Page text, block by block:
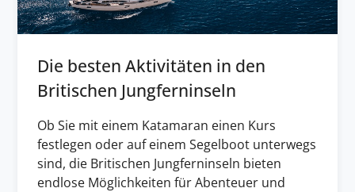
Die besten Aktivitäten in den
Britischen Jungferninseln
Ob Sie mit einem Katamaran einen Kurs
festlegen oder auf einem Segelboot unterwegs
sind, die Britischen Jungferninseln bieten
endlose Möglichkeiten für Abenteuer und